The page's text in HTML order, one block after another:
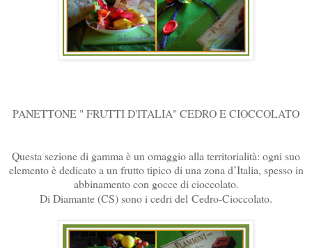
PANETTONE " FRUTTI D'ITALIA" CEDRO E CIOCCOLATO
Questa sezione di gamma è un omaggio alla territorialità: ogni suo
elemento è dedicato a un frutto tipico di una zona d’Italia, spesso in
abbinamento con gocce di cioccolato.
Di Diamante (CS) sono i cedri del Cedro-Cioccolato.